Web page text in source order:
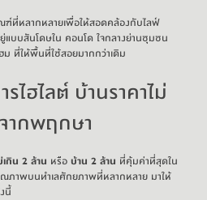
หลากหลายเพื่อให้สอดคล้องกับไลฟ์
แบบสันโดษใน คอนโด ใจกลางย่านชุมชน
ม ที่ให้พื้นที่ใช้สอยมากกว่าเดิม
รไฮไลต์ บ้านราคาไม่
ากพฤกษา
เกิน 2 ล้าน หรือ บ้าน 2 ล้าน ที่คุ้มค่าที่สุดใน
ภาพบนทำเลศักยภาพที่หลากหลาย มาให้
นี้